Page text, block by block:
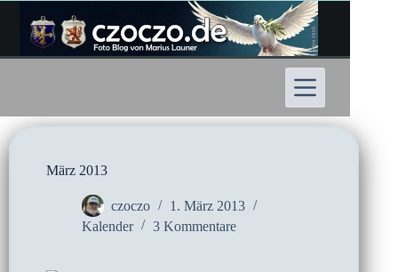
Inhalt
springen
März 2013
czoczo
1. März 2013
Kalender
3 Kommentare